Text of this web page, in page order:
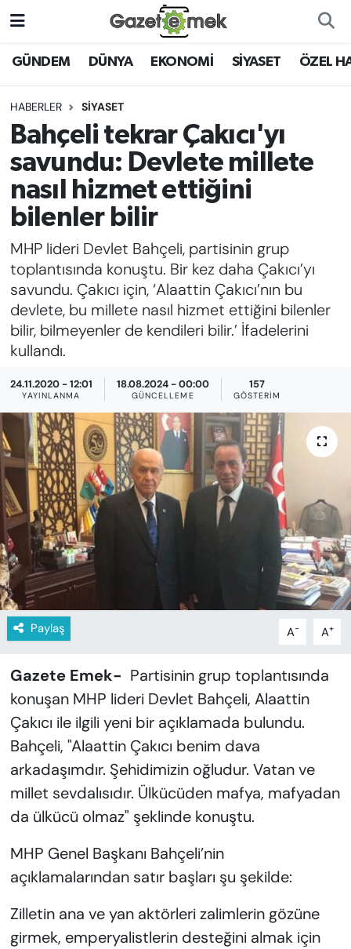
GÜNDEM DÜNYA EKONOMİ SİYASET ÖZEL
HABERLER SİYASET
Bahçeli tekrar Çakıcı'yı
savundu: Devlete millete
nasıl hizmet ettiğini
bilenler bilir
MHP lideri Devlet Bahçeli, partisinin grup
toplantısında konuştu. Bir kez daha Çakıcı’yı
savundu. Çakıcı için, ‘Alaattin Çakıcı’nın bu
devlete, bu millete nasıl hizmet ettiğini bilenler
bilir, bilmeyenler de kendileri bilir.’ İfadelerini
kullandı.
24.11.2020 - 12:01
YAYINLANMA
18.08.2024 - 00:00
GÜNCELLEME
157
GÖSTERIM
Paylaş A- A+
Gazete Emek- Partisinin grup toplantısında
konuşan MHP lideri Devlet Bahçeli, Alaattin
Çakıcı ile ilgili yeni bir açıklamada bulundu.
Bahçeli, "Alaattin Çakıcı benim dava
arkadaşımdır. Şehidimizin oğludur. Vatan ve
millet sevdalısıdır. Ülkücüden mafya, mafyadan
da ülkücü olmaz" şeklinde konuştu.
MHP Genel Başkanı Bahçeli’nin
açıklamalarından satır başları şu şekilde:
Zilletin ana ve yan aktörleri zalimlerin gözüne
girmek, emperyalistlerin desteğini almak için
DÜNYA
EKONOMİ
EMEK HABERLERİ
YENİ MEDYADA EMEK
GAZETECİLİĞİNİ GELİŞTİRMEK
FAYDALI BİLGİLER
GÜNDEM
EĞİTİM
KADIN
SAĞLIK
SPOR
KÜLTÜR-SANAT
MAGAZİN
ÖZEL HABER
YAZAR KÖŞESİ
SİYASET
VAN VE DİYARBAKIR HABERLERİ
Nöbetçi Eczaneler
Hava Durumu
İstanbul Namaz Vakitleri
Trafik Durumu
Süper Lig Puan Durumu ve Fikstür
Tüm Manşetler
Son Dakika Haberleri
Haber Arşivi